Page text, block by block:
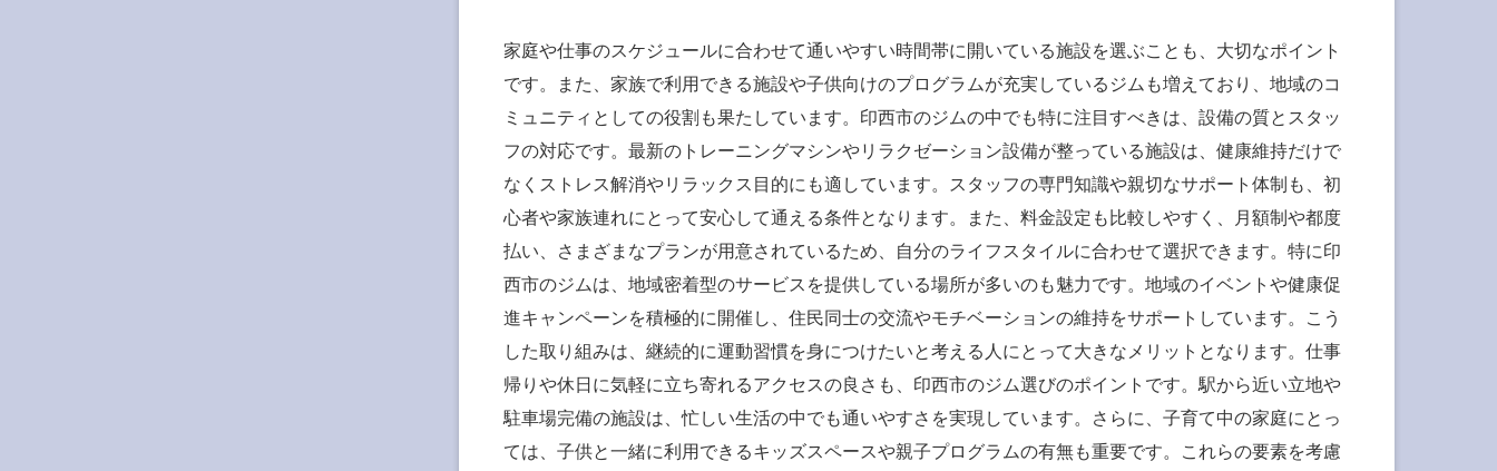
家庭や仕事のスケジュールに合わせて通いやすい時間帯に開いている施設を選ぶことも、大切なポイント
です。また、家族で利用できる施設や子供向けのプログラムが充実しているジムも増えており、地域のコ
ミュニティとしての役割も果たしています。印西市のジムの中でも特に注目すべきは、設備の質とスタッ
フの対応です。最新のトレーニングマシンやリラクゼーション設備が整っている施設は、健康維持だけで
なくストレス解消やリラックス目的にも適しています。スタッフの専門知識や親切なサポート体制も、初
心者や家族連れにとって安心して通える条件となります。また、料金設定も比較しやすく、月額制や都度
払い、さまざまなプランが用意されているため、自分のライフスタイルに合わせて選択できます。特に印
西市のジムは、地域密着型のサービスを提供している場所が多いのも魅力です。地域のイベントや健康促
進キャンペーンを積極的に開催し、住民同士の交流やモチベーションの維持をサポートしています。こう
した取り組みは、継続的に運動習慣を身につけたいと考える人にとって大きなメリットとなります。仕事
帰りや休日に気軽に立ち寄れるアクセスの良さも、印西市のジム選びのポイントです。駅から近い立地や
駐車場完備の施設は、忙しい生活の中でも通いやすさを実現しています。さらに、子育て中の家庭にとっ
ては、子供と一緒に利用できるキッズスペースや親子プログラムの有無も重要です。これらの要素を考慮